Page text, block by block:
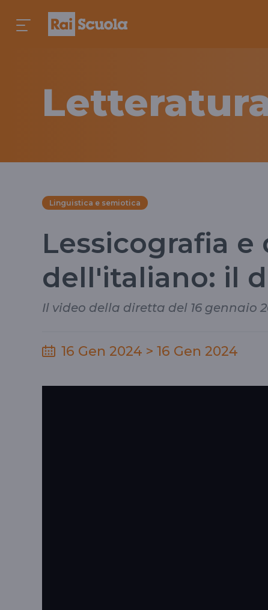
Linguistica e semiotica
Lessicografia
dell'italiano: il
Il video della diretta del 16 gennaio
16 Gen 2024 > 16 Gen 2024